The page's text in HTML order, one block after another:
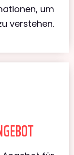
um
verstehen.